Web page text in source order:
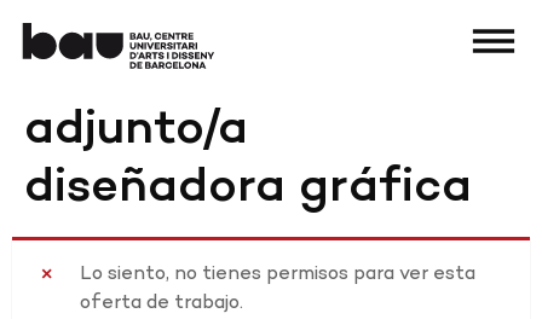
adjunto/a
diseñadora gráfica
Lo siento, no tienes permisos para ver esta
oferta de trabajo.